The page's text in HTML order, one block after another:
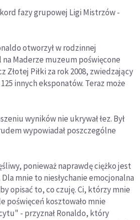
fazy grupowej Ligi Mistrzów -
otworzył w rodzinnej
Maderze muzeum poświęcone
Złotej Piłki za rok 2008, zwiedzający
innych eksponatów. Teraz może
wyników nie ukrywał łez. Był
wypowiadał poszczególne
ponieważ naprawdę ciężko jest
mnie to niesłychanie emocjonalna
opisać to, co czuję. Ci, którzy mnie
poświęceń kosztowało mnie
- przyznał Ronaldo, który